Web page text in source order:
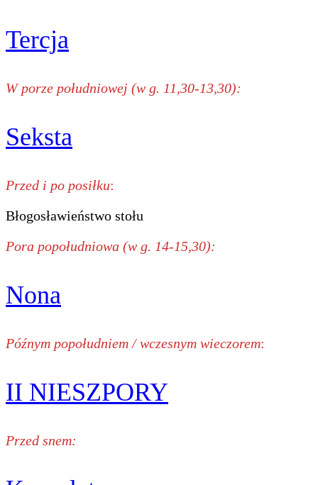
Tercja
W porze południowej (w g. 11,30-13,30):
Seksta
Przed i po posiłku:
Błogosławieństwo stołu
Pora popołudniowa (w g. 14-15,30):
Nona
Późnym popołudniem / wczesnym wieczorem:
II NIESZPORY
Przed snem: